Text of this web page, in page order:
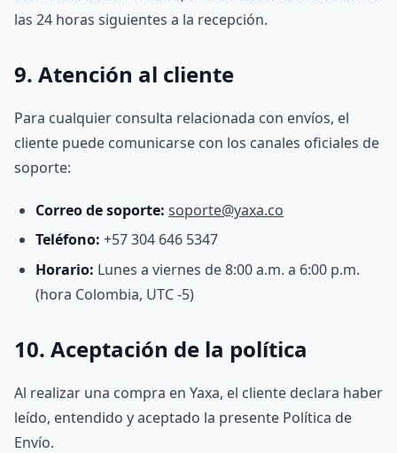
las 24 horas siguientes a la recepción.
9. Atención al cliente
Para cualquier consulta relacionada con envíos, el
cliente puede comunicarse con los canales oficiales de
soporte:
Correo de soporte: soporte@yaxa.co
Teléfono: +57 304 646 5347
Horario: Lunes a viernes de 8:00 a.m. a 6:00 p.m.
(hora Colombia, UTC -5)
10. Aceptación de la política
Al realizar una compra en Yaxa, el cliente declara haber
leído, entendido y aceptado la presente Política de
Envío.